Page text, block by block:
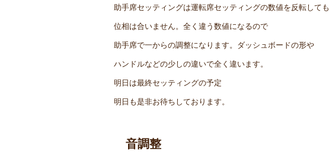
助手席セッティングは運転席セッティングの数値を反転しても
位相は合いません。全く違う数値になるので
助手席で一からの調整になります。ダッシュボードの形や
ハンドルなどの少しの違いで全く違います。
明日は最終セッティングの予定
明日も是非お待ちしております。
音調整